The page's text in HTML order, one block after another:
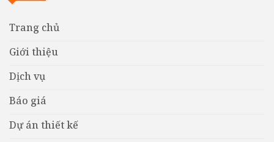
Trang chủ
Giới thiệu
Dịch vụ
Báo giá
Dự án thiết kế